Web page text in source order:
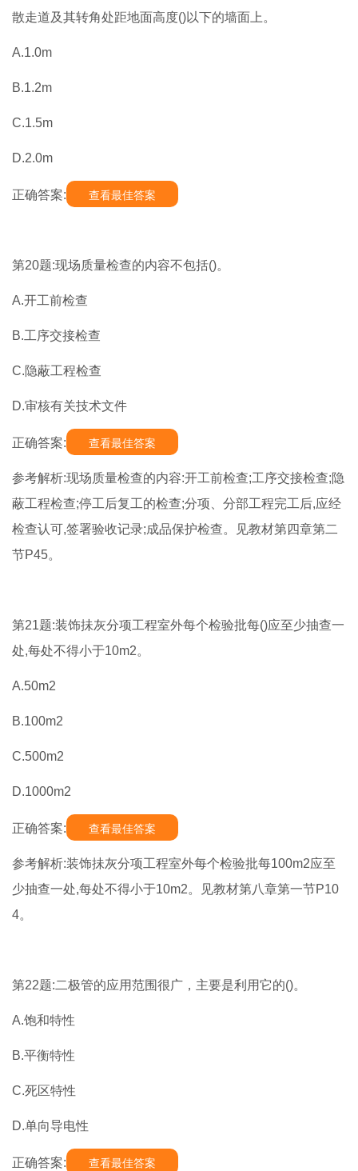
散走道及其转角处距地面高度()以下的墙面上。
A.1.0m
B.1.2m
C.1.5m
D.2.0m
正确答案: 查看最佳答案
第20题:现场质量检查的内容不包括()。
A.开工前检查
B.工序交接检查
C.隐蔽工程检查
D.审核有关技术文件
正确答案: 查看最佳答案
参考解析:现场质量检查的内容:开工前检查;工序交接检查;隐
蔽工程检查;停工后复工的检查;分项、分部工程完工后,应经
检查认可,签署验收记录;成品保护检查。见教材第四章第二
节P45。
第21题:装饰抺灰分项工程室外每个检验批每()应至少抽查一
处,每处不得小于10m2。
A.50m2
B.100m2
C.500m2
D.1000m2
正确答案: 查看最佳答案
参考解析:装饰抺灰分项工程室外每个检验批每100m2应至
少抽查一处,每处不得小于10m2。见教材第八章第一节P10
4。
第22题:二极管的应用范围很广，主要是利用它的()。
A.饱和特性
B.平衡特性
C.死区特性
D.单向导电性
正确答案: 查看最佳答案